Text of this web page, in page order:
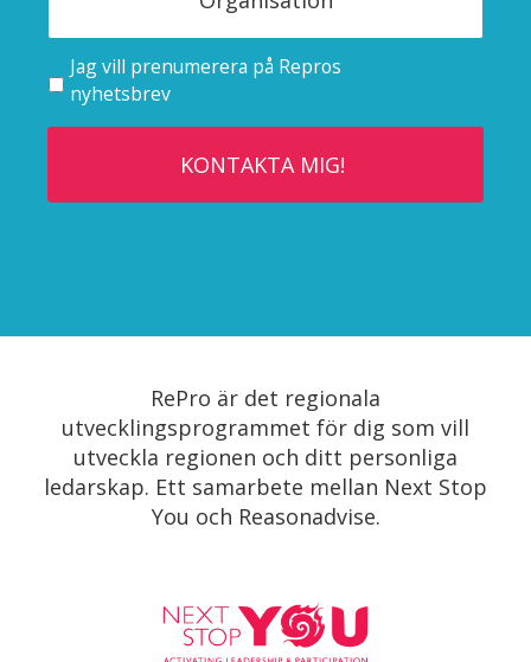
Jag vill prenumerera på Repros
nyhetsbrev
RePro är det regionala
utvecklingsprogrammet för dig som vill
utveckla regionen och ditt personliga
ledarskap. Ett samarbete mellan Next Stop
You och Reasonadvise.